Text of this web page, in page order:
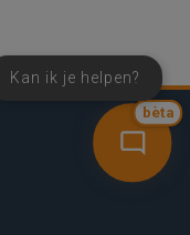
bèta
Kan ik je helpen?